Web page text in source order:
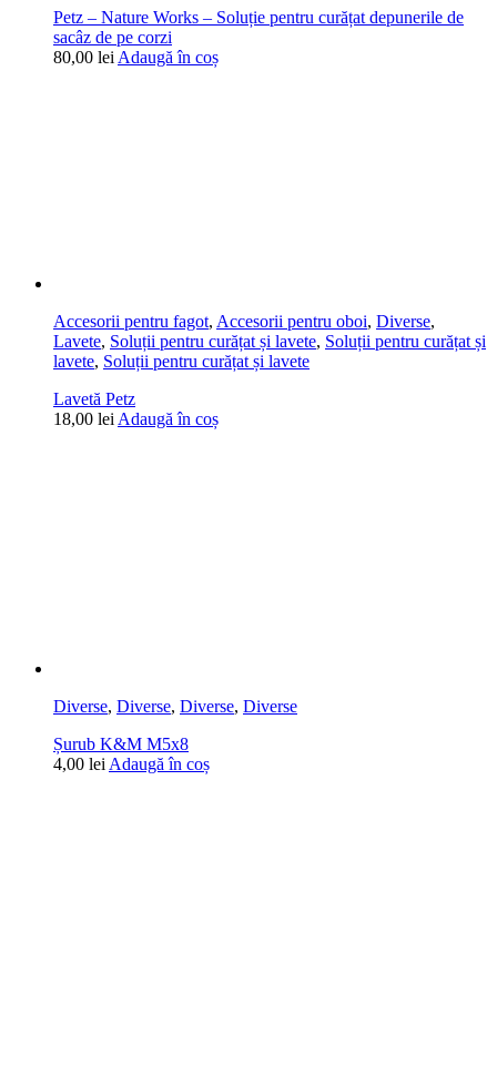
Petz – Nature Works – Soluție pentru curățat depunerile de
sacâz de pe corzi
80,00 lei Adaugă în coș
Accesorii pentru fagot, Accesorii pentru oboi, Diverse,
Lavete, Soluții pentru curățat și lavete, Soluții pentru curățat și
lavete, Soluții pentru curățat și lavete
Lavetă Petz
18,00 lei Adaugă în coș
Diverse, Diverse, Diverse, Diverse
Șurub K&M M5x8
4,00 lei Adaugă în coș